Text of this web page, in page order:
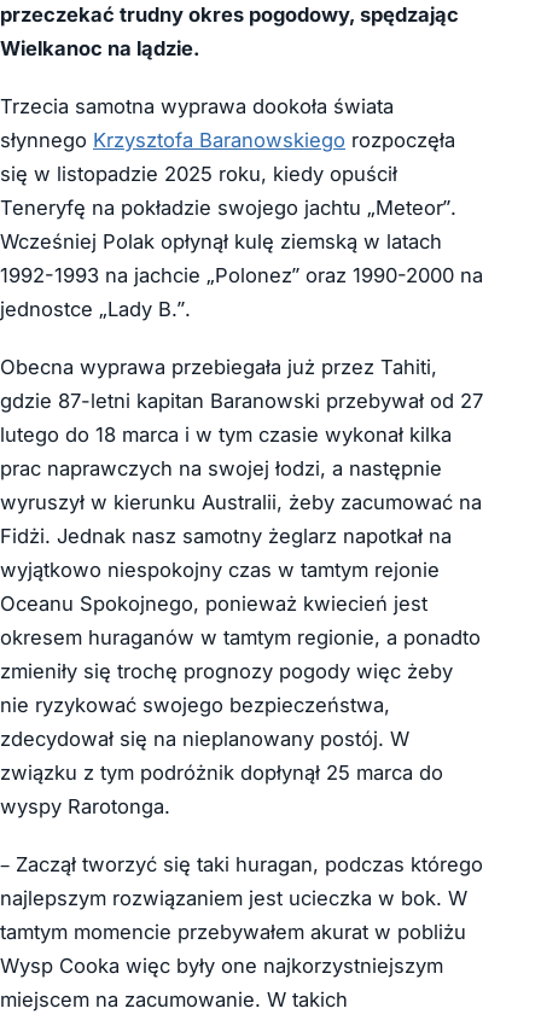
przeczekać trudny okres pogodowy, spędzając
Wielkanoc na lądzie.
Trzecia samotna wyprawa dookoła świata
słynnego Krzysztofa Baranowskiego rozpoczęła
się w listopadzie 2025 roku, kiedy opuścił
Teneryfę na pokładzie swojego jachtu „Meteor”.
Wcześniej Polak opłynął kulę ziemską w latach
1992-1993 na jachcie „Polonez” oraz 1990-2000 na
jednostce „Lady B.”.
Obecna wyprawa przebiegała już przez Tahiti,
gdzie 87-letni kapitan Baranowski przebywał od 27
lutego do 18 marca i w tym czasie wykonał kilka
prac naprawczych na swojej łodzi, a następnie
wyruszył w kierunku Australii, żeby zacumować na
Fidżi. Jednak nasz samotny żeglarz napotkał na
wyjątkowo niespokojny czas w tamtym rejonie
Oceanu Spokojnego, ponieważ kwiecień jest
okresem huraganów w tamtym regionie, a ponadto
zmieniły się trochę prognozy pogody więc żeby
nie ryzykować swojego bezpieczeństwa,
zdecydował się na nieplanowany postój. W
związku z tym podróżnik dopłynął 25 marca do
wyspy Rarotonga.
– Zaczął tworzyć się taki huragan, podczas którego
najlepszym rozwiązaniem jest ucieczka w bok. W
tamtym momencie przebywałem akurat w pobliżu
Wysp Cooka więc były one najkorzystniejszym
miejscem na zacumowanie. W takich